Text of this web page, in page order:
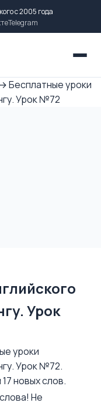
с 2005 года
Telegram
→Бесплатные уроки
Урок №72
Урок
уроки
Урок №72.
новых слов.
слова! Не